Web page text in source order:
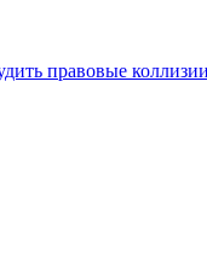
правовые